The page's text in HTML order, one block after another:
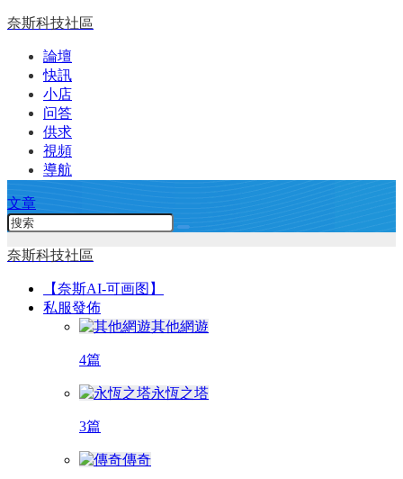
奈斯科技社區
論壇
快訊
小店
问答
供求
視頻
導航
文章
奈斯科技社區
【奈斯AI-可画图】
私服發佈
其他網遊
4篇
永恆之塔
3篇
傳奇